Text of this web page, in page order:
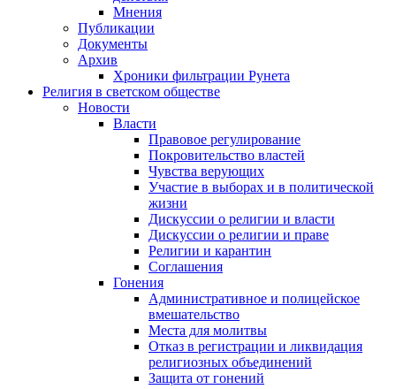
Мнения
Публикации
Документы
Архив
Хроники фильтрации Рунета
Религия в светском обществе
Новости
Власти
Правовое регулирование
Покровительство властей
Чувства верующих
Участие в выборах и в политической
жизни
Дискуссии о религии и власти
Дискуссии о религии и праве
Религии и карантин
Соглашения
Гонения
Административное и полицейское
вмешательство
Места для молитвы
Отказ в регистрации и ликвидация
религиозных объединений
Защита от гонений